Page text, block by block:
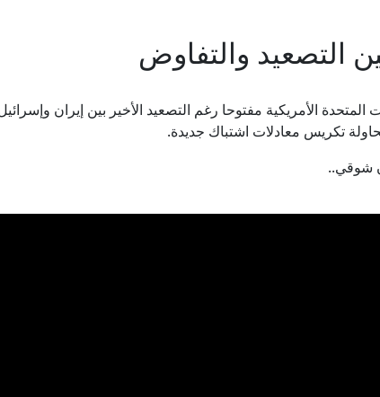
التصعيد والتفاوض
المتحدة الأمريكية مفتوحا رغم التصعيد الأخير بين إيران
تكريس معادلات اشتباك جديدة.
شوقي..